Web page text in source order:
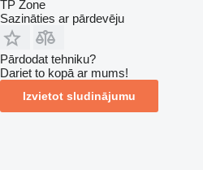
TP Zone
Sazināties ar pārdevēju
Pārdodat tehniku?
Dariet to kopā ar mums!
Izvietot sludinājumu